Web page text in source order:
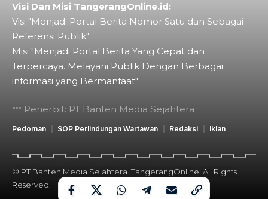
Visi Dan Misi TangerangOnline.id:
Visi "Menjadi Portal Berita Nomor Satu dan Sebagai
Referensi Publik"
Misi "Menjadi Portal Berita Yang Cepat dan
Terpercaya. Melayani Publik Dengan Berbagai
informasi yang Bermanfaat"
Penerbit: PT Banten Media Sejahtera
Pedoman SOP Perlindungan Wartawan Redaksi Iklan
© PT Banten Media Sejahtera. TangerangOnline. All Rights
Reserved.